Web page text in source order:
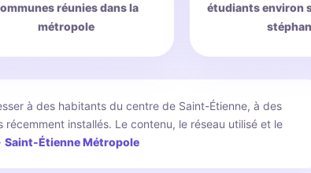
réunies dans la
métropole
étudiants environ
à des habitants du centre de Saint-Étienne, à des
installés. Le contenu, le réseau utilisé et le
· Saint-Étienne Métropole